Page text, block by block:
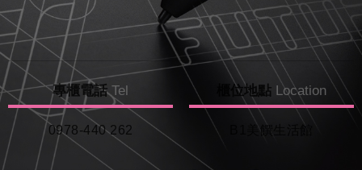
專櫃電話 Tel
0978-440 262
櫃位地點 Location
B1美饌生活館